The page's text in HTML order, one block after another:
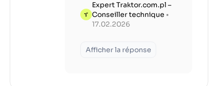
Expert Traktor.com.pl –
Conseiller technique •
17.02.2026
Afficher la réponse